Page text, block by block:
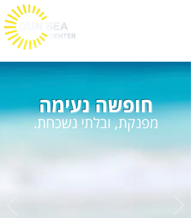
חופשה נעימה
מפנקת, ובלתי נשכחת.